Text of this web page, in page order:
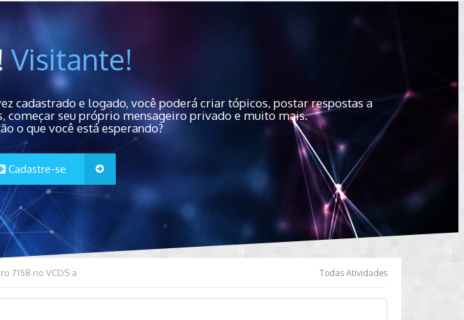
Visitante!
cadastrado e logado, você poderá criar tópicos, postar respostas a
começar seu próprio mensageiro privado e muito mais.
o que você está esperando?
Cadastre-se
Todas Atividades
7158 no VCDS a